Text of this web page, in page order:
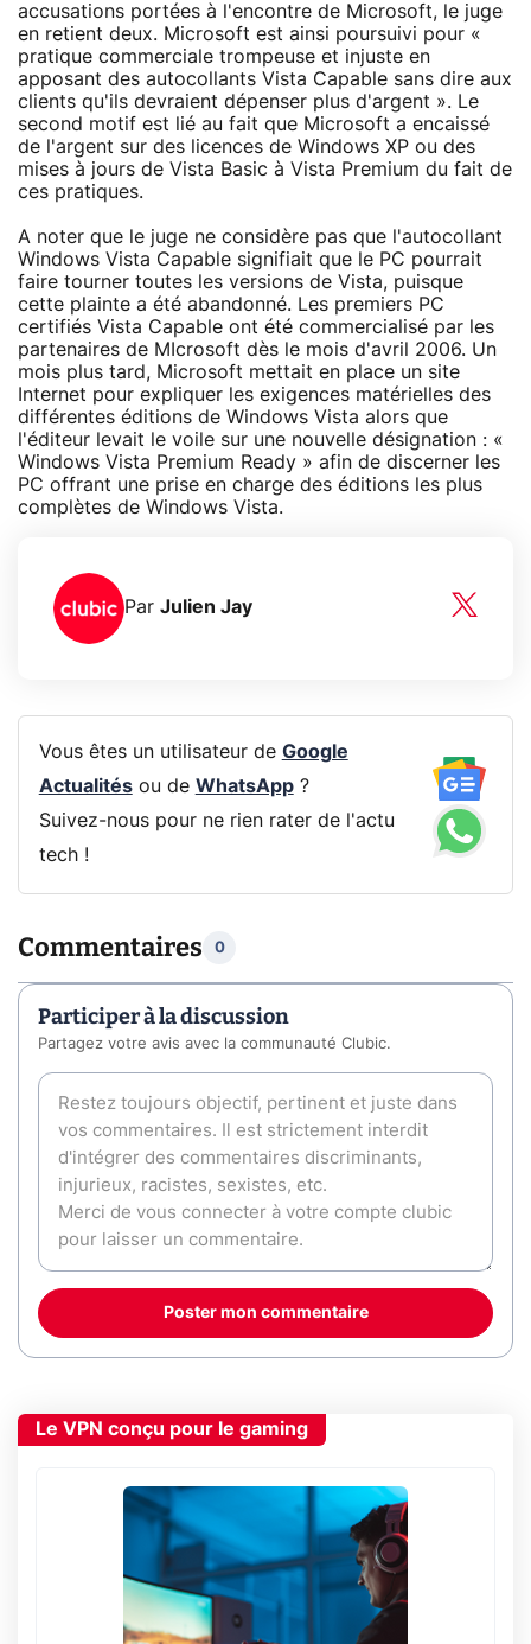
accusations portées à l'encontre de Microsoft, le juge
en retient deux. Microsoft est ainsi poursuivi pour «
pratique commerciale trompeuse et injuste en
apposant des autocollants Vista Capable sans dire aux
clients qu'ils devraient dépenser plus d'argent ». Le
second motif est lié au fait que Microsoft a encaissé
de l'argent sur des licences de Windows XP ou des
mises à jours de Vista Basic à Vista Premium du fait de
ces pratiques.
A noter que le juge ne considère pas que l'autocollant
Windows Vista Capable signifiait que le PC pourrait
faire tourner toutes les versions de Vista, puisque
cette plainte a été abandonné. Les premiers PC
certifiés Vista Capable ont été commercialisé par les
partenaires de MIcrosoft dès le mois d'avril 2006. Un
mois plus tard, Microsoft mettait en place un site
Internet pour expliquer les exigences matérielles des
différentes éditions de Windows Vista alors que
l'éditeur levait le voile sur une nouvelle désignation : «
Windows Vista Premium Ready » afin de discerner les
PC offrant une prise en charge des éditions les plus
complètes de Windows Vista.
Par Julien Jay
Vous êtes un utilisateur de Google
Actualitésou de WhatsApp?
Suivez-nous pour ne rien rater de l'actu
tech !
Commentaires 0
Participer à la discussion
Partagez votre avis avec la communauté Clubic.
Poster mon commentaire
Le VPN conçu pour le gaming